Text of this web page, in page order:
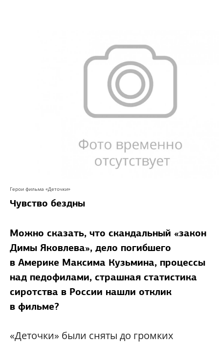
Герои фильма «Деточки»
Чувство бездны
Можно сказать, что скандальный «закон
Димы Яковлева», дело погибшего
в Америке Максима Кузьмина, процессы
над педофилами, страшная статистика
сиротства в России нашли отклик
в фильме?
«Деточки» были сняты до громких